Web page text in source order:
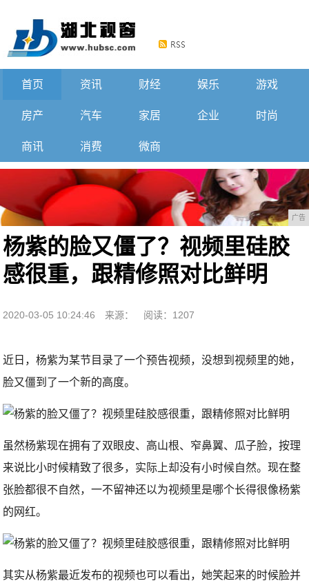
首页 资讯 财经 娱乐 游戏
房产 汽车 家居 企业 时尚
商讯 消费 微商
广告
杨紫的脸又僵了？视频里硅胶
感很重，跟精修照对比鲜明
2020-03-05 10:24:46 来源： 阅读：1207
近日，杨紫为某节目录了一个预告视频，没想到视频里的她，
脸又僵到了一个新的高度。
虽然杨紫现在拥有了双眼皮、高山根、窄鼻翼、瓜子脸，按理
来说比小时候精致了很多，实际上却没有小时候自然。现在整
张脸都很不自然，一不留神还以为视频里是哪个长得很像杨紫
的网红。
其实从杨紫最近发布的视频也可以看出，她笑起来的时候脸并